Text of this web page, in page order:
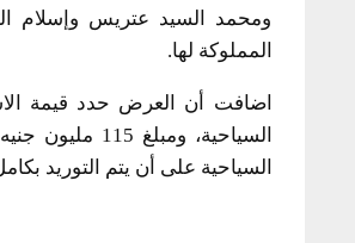
ومحمد السيد عتريس وإسلام
المملوكة لها.
السياحية،
السياحية على أن يتم التوريد بكامل